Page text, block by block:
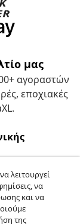
μας
αγοραστών
εποχιακές
λειτουργεί
να
και να
της